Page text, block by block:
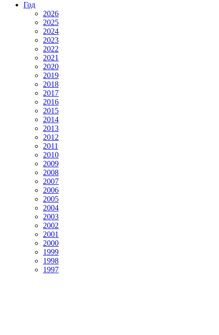
Год
2026
2025
2024
2023
2022
2021
2020
2019
2018
2017
2016
2015
2014
2013
2012
2011
2010
2009
2008
2007
2006
2005
2004
2003
2002
2001
2000
1999
1998
1997